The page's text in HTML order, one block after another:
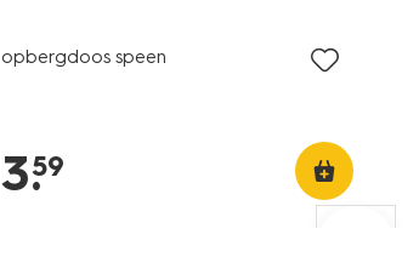
opbergdoos speen
3.
59